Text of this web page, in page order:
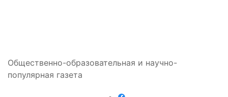
Общественно-образовательная и научно-
популярная газета